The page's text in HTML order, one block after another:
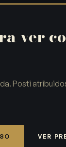
ver
Posti
VER